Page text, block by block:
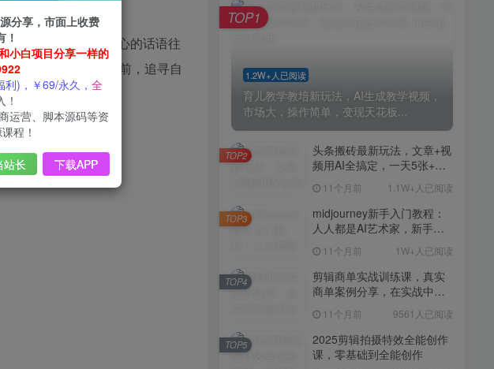
与困扰时，鼓舞人心的话语往
坚定信心，勇往直前，追寻自
TOP4
11个月前 9388人已阅读
TOP5
AI+营养师工作流实战应用
课，AI赋能营养师
11个月前 9216人已阅读
TOP6
外贸营销策划SOP系统课
程，打开跨境电商企业线上
营销任督二脉
11个月前 9147人已阅读
2025拼多多虚拟电商项目，
无需手动发货回复，0成本，
轻松月入1-5W【揭秘】
11个月前 7804人已阅读
Coze扣子工作流一键生成小
说推文视频，实战教学保姆
级教程11个月前 7430人已阅读
1.2W+人已阅读
育儿教学教培新玩法，AI生成教学视频，
市场大，操作简单，变现天花板...
TOP1
头条搬砖最新玩法，文章+视
频用AI全搞定，一天5张+不
11个月前 1.1W+人已阅读
TOP2
midjourney新手入门教程：
人人都是AI艺术家，新手小
11个月前 1W+人已阅读
TOP3
剪辑商单实战训练课，真实
商单案例分享，在实战中练
11个月前 9561人已阅读
TOP4
2025剪辑拍摄特效全能创作
课，零基础到全能创作
TOP5
分享，市面上收费
！
小白项目分享一样的
利)，￥69/永久， 全
运营、脚本源码等资
程！
站长 下载APP